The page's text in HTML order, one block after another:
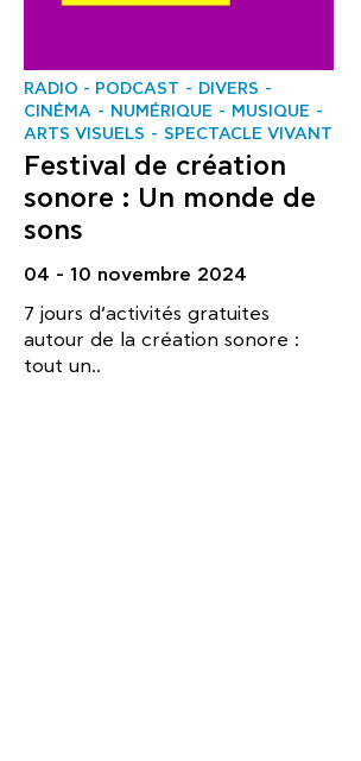
RADIO - PODCAST
DIVERS
CINÉMA
NUMÉRIQUE
MUSIQUE
ARTS VISUELS
SPECTACLE VIVANT
Festival de création
sonore : Un monde de
sons
04 - 10 novembre 2024
7 jours d’activités gratuites
autour de la création sonore :
tout un..